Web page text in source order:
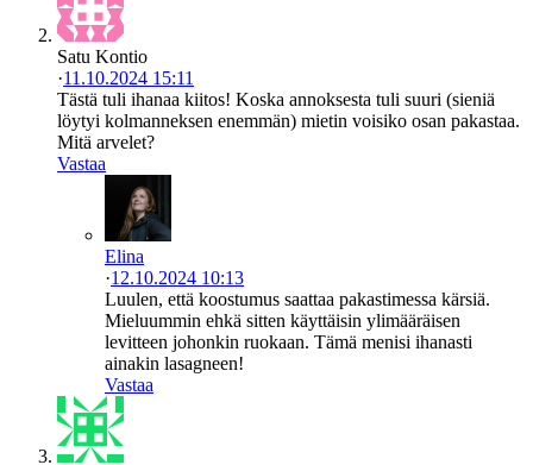
Satu Kontio
·11.10.2024 15:11
Tästä tuli ihanaa kiitos! Koska annoksesta tuli suuri (sieniä
löytyi kolmanneksen enemmän) mietin voisiko osan pakastaa.
Mitä arvelet?
Vastaa
Elina
·12.10.2024 10:13
Luulen, että koostumus saattaa pakastimessa kärsiä.
Mieluummin ehkä sitten käyttäisin ylimääräisen
levitteen johonkin ruokaan. Tämä menisi ihanasti
ainakin lasagneen!
Vastaa